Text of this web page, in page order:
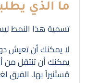
ما الذي
تسمية هذا النمط
لا يمكنك أن تعيش
يمكنك أن تنتقل من
مُستَنيراً بها. الفرق